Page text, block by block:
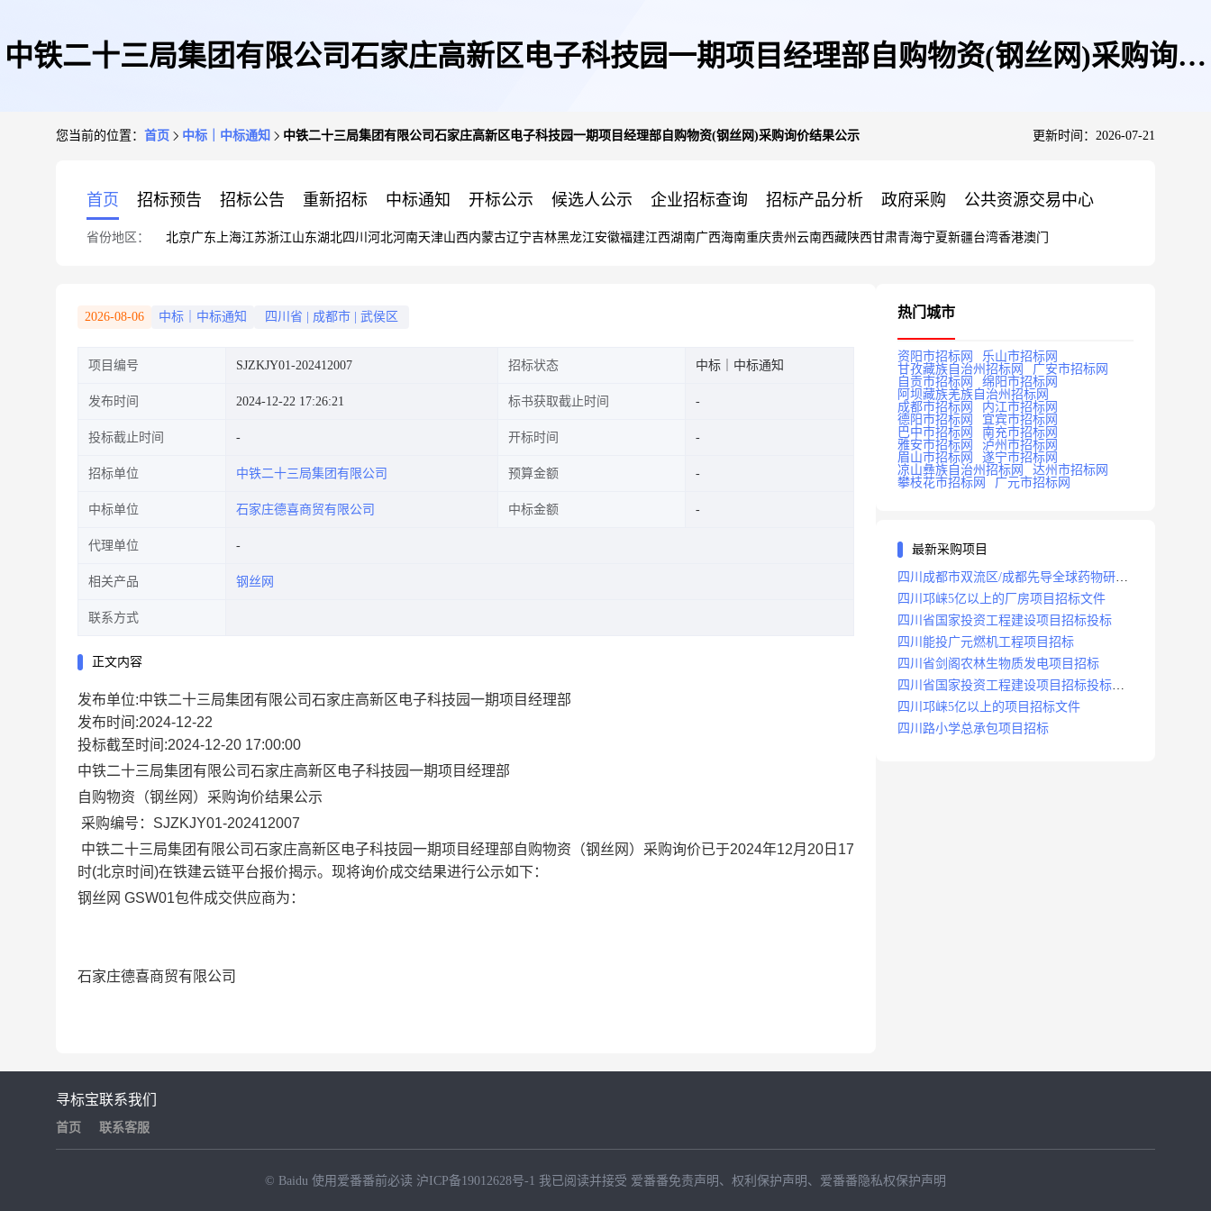
中铁二十三局集团有限公司石家庄高新区电子科技园一期项目经理部自购物资(钢丝网)采购询价
您当前的位置： 首页 中标｜中标通知 中铁二十三局集团有限公司石家庄高新区电子科技园一期项目经理部自购物资(钢丝网)采购询价结果公示 更新时间：2026-07-21
首页 招标预告 招标公告 重新招标 中标通知 开标公示 候选人公示 企业招标查询 招标产品分析 政府采购 公共资源交易中心
省份地区： 北京广东 上海江苏浙江山东湖北四川 河北河南天津山西内蒙古辽宁吉林黑龙江安徽福建江西湖南广西海南重庆贵州 云南西藏陕西甘肃青海宁夏新疆台湾香港澳门
2026-08-06 中标｜中标通知 四川省 成都市 武侯区
项目编号 SJZKJY01-202412007 招标状态 中标｜中标通知
发布时间 2024-12-22 17:26:21 标书获取截止时间
投标截止时间 开标时间
招标单位 中铁二十三局集团有限公司 预算金额
中标单位 石家庄德喜商贸有限公司 中标金额
代理单位
相关产品 钢丝网
联系方式
正文内容
发布单位:中铁二十三局集团有限公司石家庄高新区电子科技园一期项目经理部
发布时间:2024-12-22
投标截至时间:2024-12-20 17:00:00
中铁二十三局集团有限公司石家庄高新区电子科技园一期项目经理部
自购物资（钢丝网） 采购询价结果公示
采购编号：SJZKJY01-202412007
中铁二十三局集团有限公司石家庄高新区电子科技园一期项目经理部自购物资（钢丝网）采购询价已于2024年12月20 日17
时(北京时间)在铁建云链平台报价揭示。现将询价成交结果进行公示如下：
钢丝网 GSW01包件成交供应商为：
石家庄德喜商贸有限公司
热门城市
资阳市招标网
乐山市招标网
甘孜藏族自治州招标网
广安市招标网
自贡市招标网
绵阳市招标网
阿坝藏族羌族自治州招标网
成都市招标网
内江市招标网
德阳市招标网
宜宾市招标网
巴中市招标网
南充市招标网
雅安市招标网
泸州市招标网
眉山市招标网
遂宁市招标网
凉山彝族自治州招标网
达州市招标网
攀枝花市招标网
广元市招标网
最新采购项目
四川成都市双流区/成都先导全球药物研发
生产基地(一期)(dj)项目招标标段
四川邛崃5亿以上的厂房项目招标文件
四川省国家投资工程建设项目招标投标
四川能投广元燃机工程项目招标
四川省剑阁农林生物质发电项目招标
四川省国家投资工程建设项目招标投标
2008年版
四川邛崃5亿以上的项目招标文件
四川路小学总承包项目招标
寻标宝
首页
联系我们
联系客服
© Baidu 使用爱番番前必读 沪ICP备19012628号-1 我已阅读并接受 爱番番免责声明 、 权利保护声明 、 爱番番隐私权保护声明